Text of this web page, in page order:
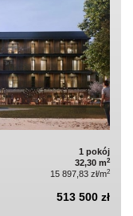
1 pokój
32,30 m2
15 897,83 zł/m2
513 500 zł